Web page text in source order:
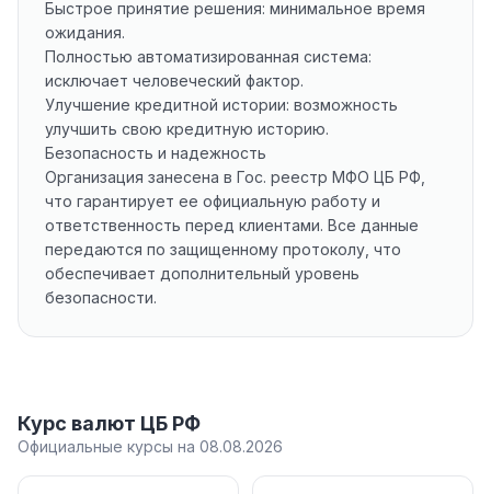
Быстрое принятие решения: минимальное время
ожидания.
Полностью автоматизированная система:
исключает человеческий фактор.
Улучшение кредитной истории: возможность
улучшить свою кредитную историю.
Безопасность и надежность
Организация занесена в Гос. реестр МФО ЦБ РФ,
что гарантирует ее официальную работу и
ответственность перед клиентами. Все данные
передаются по защищенному протоколу, что
обеспечивает дополнительный уровень
безопасности.
Курс валют ЦБ РФ
Официальные курсы на 08.08.2026